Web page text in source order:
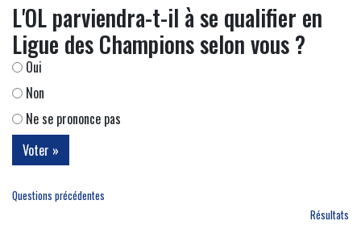
L'OL parviendra-t-il à se qualifier en
Ligue des Champions selon vous ?
Oui
Non
Ne se prononce pas
Questions précédentes
Résultats